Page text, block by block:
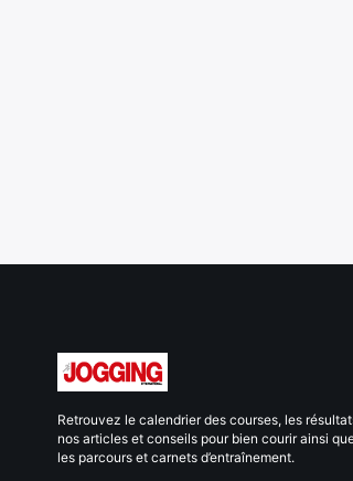
Retrouvez le calendrier des courses, les
nos articles et conseils pour bien courir ainsi
les parcours et carnets d’entraînement.